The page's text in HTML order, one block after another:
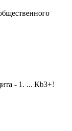
- 1. ... Кb3+!